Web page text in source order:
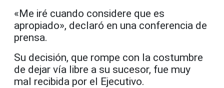
«Me iré cuando considere que es
apropiado», declaró en una conferencia de
prensa.
Su decisión, que rompe con la costumbre
de dejar vía libre a su sucesor, fue muy
mal recibida por el Ejecutivo.